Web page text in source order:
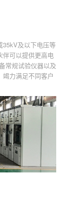
35kV及以下电压等
伴可以提供更高电
常规试验仪器以及
力满足不同客户